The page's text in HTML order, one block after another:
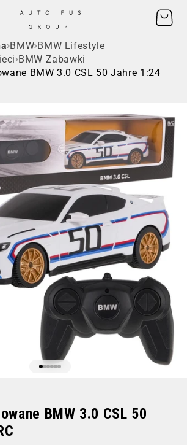
AUTO FUS GROUP
BMW BMW Lifestyle
BMW Zabawki
BMW 3.0 CSL 50 Jahre 1:24
BMW 3.0 CSL 50